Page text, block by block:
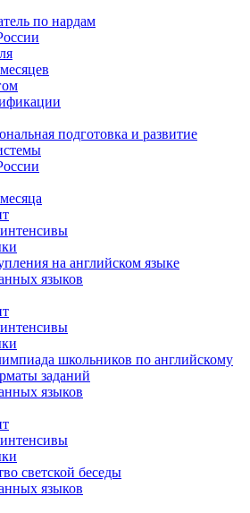
по нардам
подготовка и развитие
на английском языке
языков
школьников по английскому
заданий
языков
светской беседы
языков